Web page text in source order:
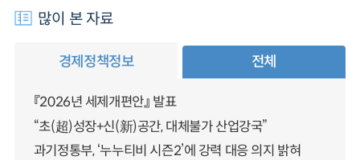
많이 본 자료
경제정책정보 전체
『2026년 세제개편안』 발표
“초(超)성장+신(新)공간, 대체불가 산업강국”
과기정통부, ‘누누티비 시즌2’에 강력 대응 의지 밝혀